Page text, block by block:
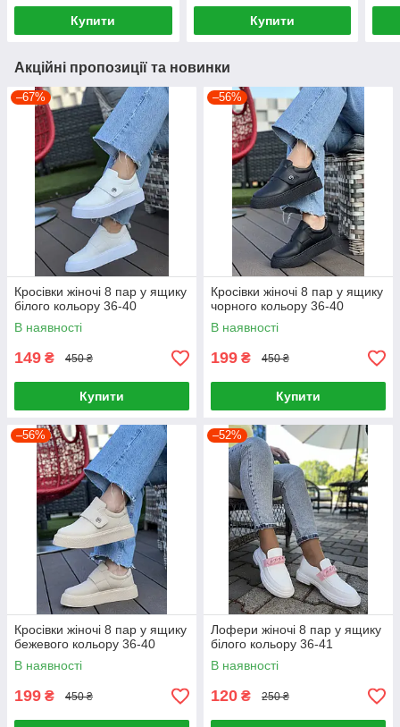
Купити Купити
Акційні пропозиції та новинки
–67%
Кросівки жіночі 8 пар у ящику
білого кольору 36-40
В наявності
149 ₴ 450 ₴
Купити
–56%
Кросівки жіночі 8 пар у ящику
чорного кольору 36-40
В наявності
199 ₴ 450 ₴
Купити
–56%
Кросівки жіночі 8 пар у ящику
бежевого кольору 36-40
В наявності
199 ₴ 450 ₴
–52%
Лофери жіночі 8 пар у ящику
білого кольору 36-41
В наявності
120 ₴ 250 ₴